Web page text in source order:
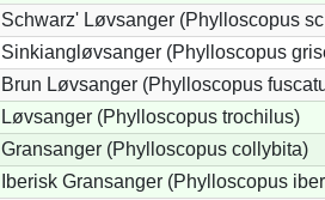
Schwarz' Løvsanger (Phylloscopus
Sinkiangløvsanger (Phylloscopus
Brun Løvsanger (Phylloscopus
Løvsanger (Phylloscopus trochilus)
Gransanger (Phylloscopus collybita)
Iberisk Gransanger (Phylloscopus